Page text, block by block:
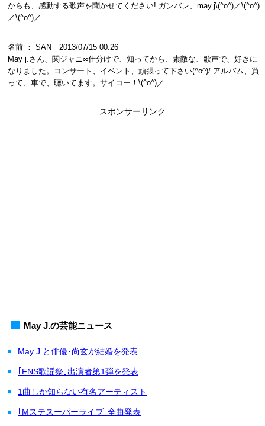
からも、感動する歌声を聞かせてください! ガンバレ、may.j\(^o^)／\(^o^)
／\(^o^)／
名前 ： SAN 2013/07/15 00:26
May j.さん、関ジャニ∞仕分けで、知ってから、素敵な、歌声で、好きに
なりました。コンサート、イベント、頑張って下さい(^o^)/ アルバム、買
って、車で、聴いてます。サイコー！\(^o^)／
スポンサーリンク
May J.の芸能ニュース
May J.と俳優･尚玄が結婚を発表
｢FNS歌謡祭｣出演者第1弾を発表
1曲しか知らない有名アーティスト
｢Mステスーパーライブ｣全曲発表